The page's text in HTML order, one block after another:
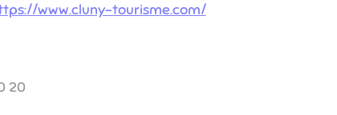
www.cluny-tourisme.com/
20